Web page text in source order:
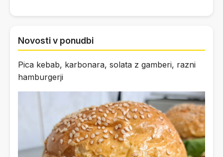
Novosti v ponudbi
Pica kebab, karbonara, solata z gamberi, razni
hamburgerji